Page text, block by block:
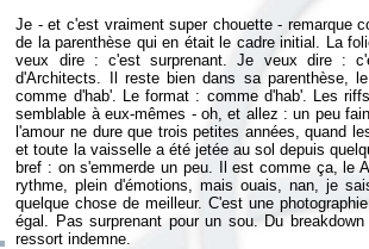
Je - et c'est vraiment super chouette - remarque
de la parenthèse qui en était le cadre initial. La
veux dire : c'est surprenant. Je veux dire :
d'Architects. Il reste bien dans sa parenthèse,
comme d'hab'. Le format : comme d'hab'. Les
semblable à eux-mêmes - oh, et allez : un peu
l'amour ne dure que trois petites années, quand
et toute la vaisselle a été jetée au sol depuis
bref : on s'emmerde un peu. Il est comme ça, le
rythme, plein d'émotions, mais ouais, nan, je
quelque chose de meilleur. C'est une
égal. Pas surprenant pour un sou. Du
ressort indemne.